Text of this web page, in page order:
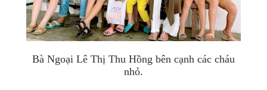
Bà Ngoại Lê Thị Thu Hồng bên cạnh các cháu
nhỏ.